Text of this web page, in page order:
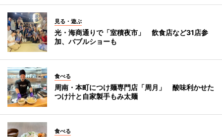
見る・遊ぶ
光・海商通りで「室積夜市」 飲食店など31店参
加、バブルショーも
食べる
周南・本町につけ麺専門店「周月」 酸味利かせた
つけ汁と自家製手もみ太麺
食べる